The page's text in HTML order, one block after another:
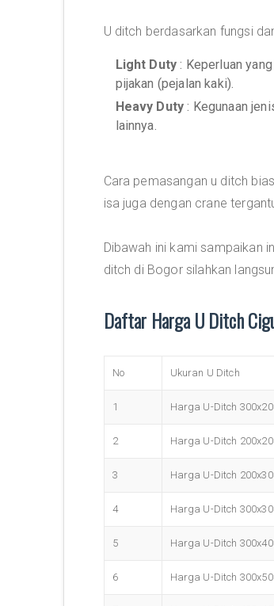
U ditch berdasarkan fungsi
Light Duty : Keperluan
pijakan (pejalan kaki).
Heavy Duty : Kegunaan
lainnya.
Cara pemasangan u ditch
isa juga dengan crane
Dibawah ini kami sampaikan
ditch di Bogor silahkan
Daftar Harga U Ditch
No Ukuran U Ditch
1 Harga U-Ditch
2 Harga U-Ditch
3 Harga U-Ditch
4 Harga U-Ditch
5 Harga U-Ditch
6 Harga U-Ditch